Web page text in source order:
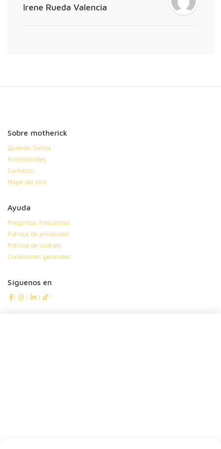
Irene Rueda Valencia
Sobre motherick
Quiénes Somos
Profesionales
Contacto
Mapa del sitio
Ayuda
Preguntas frecuentes
Política de privacidad
Política de cookies
Condiciones generales
Síguenos en
| | |